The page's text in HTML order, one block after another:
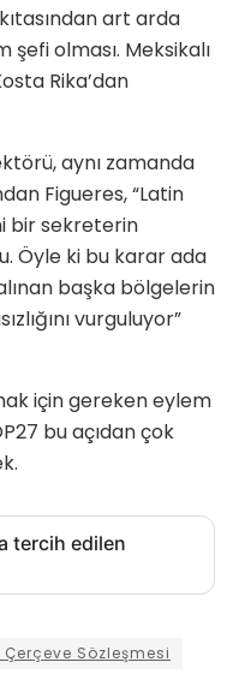
art arda
olması. Meksikalı
Rika’dan
aynı zamanda
Figueres, “Latin
bir sekreterin
Öyle ki bu karar ada
başka bölgelerin
vurguluyor”
için gereken eylem
bu açıdan çok
tercih edilen
Sözleşmesi